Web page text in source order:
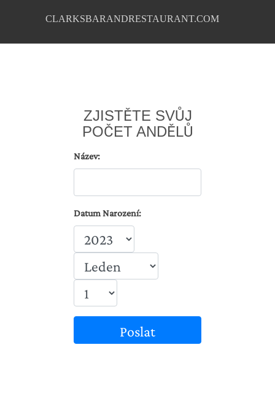
CLARKSBARANDRESTAURANT.COM
ZJISTĚTE SVŮJ
POČET ANDĚLŮ
Název:
Datum Narození:
Poslat